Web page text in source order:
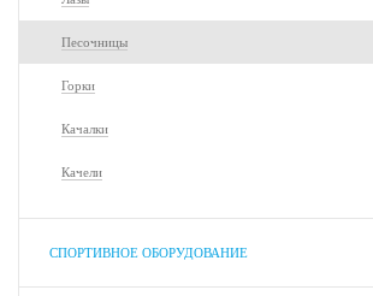
Песочницы
Горки
Качалки
Качели
СПОРТИВНОЕ ОБОРУДОВАНИЕ